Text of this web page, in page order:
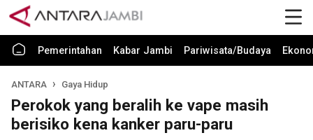
Pemerintahan Kabar Jambi Pariwisata/Budaya
ANTARA Gaya Hidup
Perokok yang beralih ke vape masih
berisiko kena kanker paru-paru